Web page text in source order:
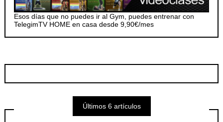
Esos días que no puedes ir al Gym, puedes entrenar con
TelegimTV HOME en casa desde 9,90€/mes
Últimos 6 artículos